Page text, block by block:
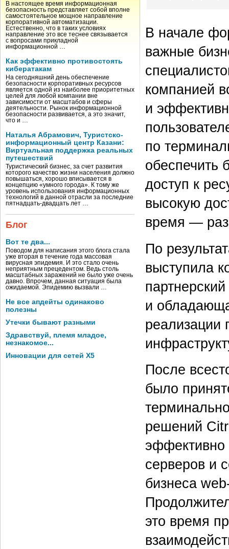
В настоящее время информационная
безопасность представляет собой вполне
самостоятельное мощное направление
корпоративной автоматизации.
Естественно, что в таких условиях
направление это все теснее связывается
с вопросами прикладной
информационной …
Как эффективно противостоять
кибератакам
На сегодняшний день обеспечение
безопасности корпоративных ресурсов
является одной из наиболее приоритетных
целей для любой компании вне
зависимости от масштабов и сферы
деятельности. Рынок информационной
безопасности развивается, а это значит,
что и …
Наталья Абрамович, Туристско-
информационный центр Казани:
Виртуальная поддержка реальных
путешествий
Туристический бизнес, за счет развития
которого качество жизни населения должно
повышаться, хорошо вписывается в
концепцию «умного города». К тому же
уровень использования информационных
технологий в данной отрасли за последние
пятнадцать-двадцать лет …
Блог
Вот те два...
Поводом для написания этого блога стала
уже вторая в течение года массовая
вирусная эпидемия. И это стало очень
неприятным прецедентом. Ведь столь
масштабных заражений не было уже очень
давно. Впрочем, данная ситуация была
ожидаемой. Эпидемию вызвали …
Не все апдейты одинаково
полезны
Утечки бывают разными
Здравствуй, племя младое,
незнакомое...
Инновации для сетей X5
В начале
важные
компанией
и
по
обеспечить
доступ к
высокую
время —
По
выступила
и
реализации
После
было
решений
эффективно
серверов и
бизнеса
это время